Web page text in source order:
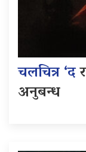
चलचित्र ‘द
अनुबन्ध